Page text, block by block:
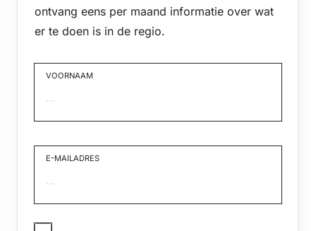
ontvang eens per maand informatie over wat
er te doen is in de regio.
VOORNAAM
E-MAILADRES
JA,